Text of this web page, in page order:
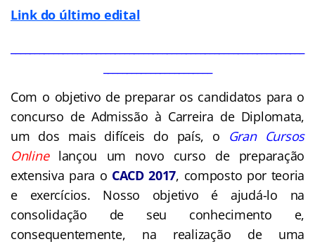
Link do último edital
Com o objetivo de preparar os candidatos para o
concurso de Admissão à Carreira de Diplomata,
um dos mais difíceis do país, o Gran Cursos
Onlinelançou um novo curso de preparação
extensiva para o CACD 2017, composto por teoria
e exercícios. Nosso objetivo é ajudá-lo na
consolidação de seu conhecimento e,
consequentemente, na realização de uma